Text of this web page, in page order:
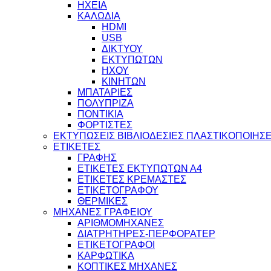
ΗΧΕΙΑ
ΚΑΛΩΔΙΑ
HDMI
USB
ΔΙΚΤΥΟΥ
ΕΚΤΥΠΩΤΩΝ
ΗΧΟΥ
ΚΙΝΗΤΩΝ
ΜΠΑΤΑΡΙΕΣ
ΠΟΛΥΠΡΙΖΑ
ΠΟΝΤΙΚΙΑ
ΦΟΡΤΙΣΤΕΣ
ΕΚΤΥΠΩΣΕΙΣ ΒΙΒΛΙΟΔΕΣΙΕΣ
ΕΤΙΚΕΤΕΣ
ΓΡΑΦΗΣ
ΕΤΙΚΕΤΕΣ ΕΚΤΥΠΩΤΩΝ Α4
ΕΤΙΚΕΤΕΣ ΚΡΕΜΑΣΤΕΣ
ΕΤΙΚΕΤΟΓΡΑΦΟΥ
ΘΕΡΜΙΚΕΣ
ΜΗΧΑΝΕΣ ΓΡΑΦΕΙΟΥ
ΑΡΙΘΜΟΜΗΧΑΝΕΣ
ΔΙΑΤΡΗΤΗΡΕΣ-ΠΕΡΦΟΡΑΤΕΡ
ΕΤΙΚΕΤΟΓΡΑΦΟΙ
ΚΑΡΦΩΤΙΚΑ
ΚΟΠΤΙΚΕΣ ΜΗΧΑΝΕΣ